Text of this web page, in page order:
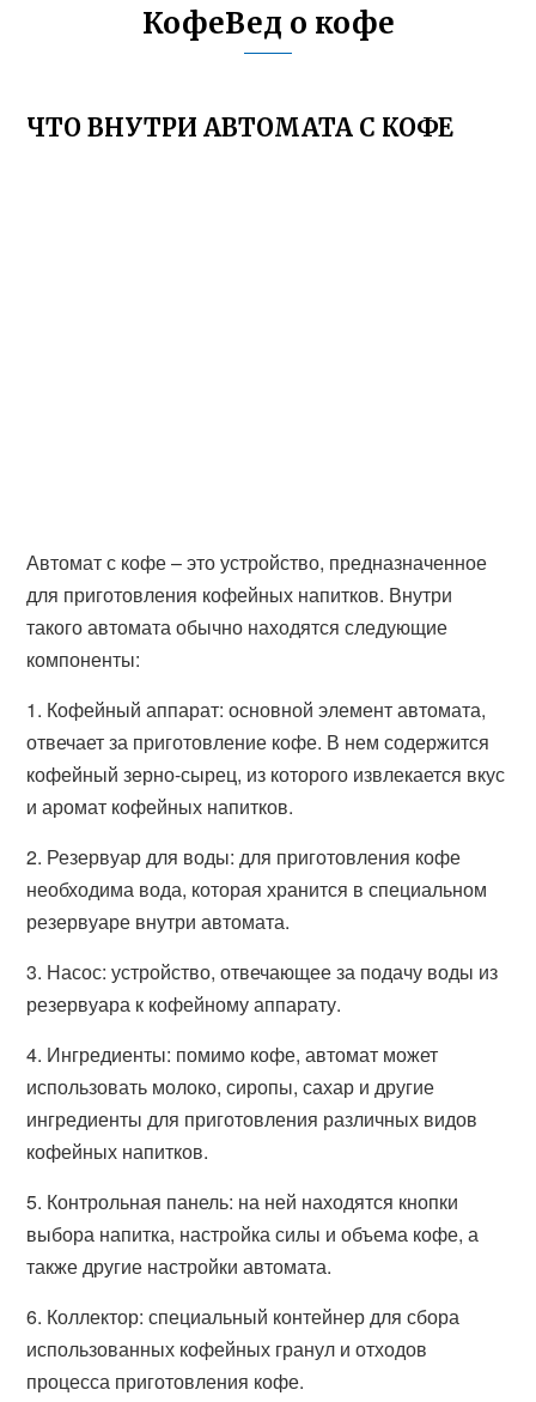
КофеВед о кофе
ЧТО ВНУТРИ АВТОМАТА С КОФЕ
Автомат с кофе – это устройство, предназначенное
для приготовления кофейных напитков. Внутри
такого автомата обычно находятся следующие
компоненты:
1. Кофейный аппарат: основной элемент автомата,
отвечает за приготовление кофе. В нем содержится
кофейный зерно-сырец, из которого извлекается вкус
и аромат кофейных напитков.
2. Резервуар для воды: для приготовления кофе
необходима вода, которая хранится в специальном
резервуаре внутри автомата.
3. Насос: устройство, отвечающее за подачу воды из
резервуара к кофейному аппарату.
4. Ингредиенты: помимо кофе, автомат может
использовать молоко, сиропы, сахар и другие
ингредиенты для приготовления различных видов
кофейных напитков.
5. Контрольная панель: на ней находятся кнопки
выбора напитка, настройка силы и объема кофе, а
также другие настройки автомата.
6. Коллектор: специальный контейнер для сбора
использованных кофейных гранул и отходов
процесса приготовления кофе.